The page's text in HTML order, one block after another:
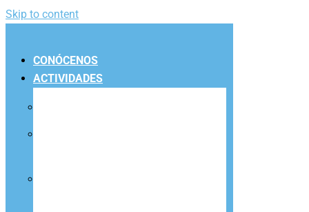
Skip to content
CONÓCENOS
ACTIVIDADES